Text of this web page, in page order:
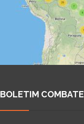
BOLETIM COMBATE